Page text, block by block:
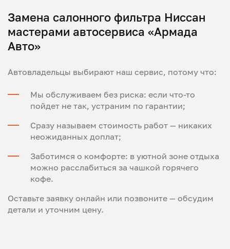
Замена салонного фильтра Ниссан
мастерами автосервиса «Армада
Авто»
Автовладельцы выбирают наш сервис, потому что:
Мы обслуживаем без риска: если что-то
пойдет не так, устраним по гарантии;
Сразу называем стоимость работ — никаких
неожиданных доплат;
Заботимся о комфорте: в уютной зоне отдыха
можно расслабиться за чашкой горячего
кофе.
Оставьте заявку онлайн или позвоните — обсудим
детали и уточним цену.